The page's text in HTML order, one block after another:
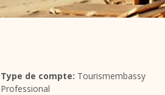
Type de compte: Tourismembassy
Professional